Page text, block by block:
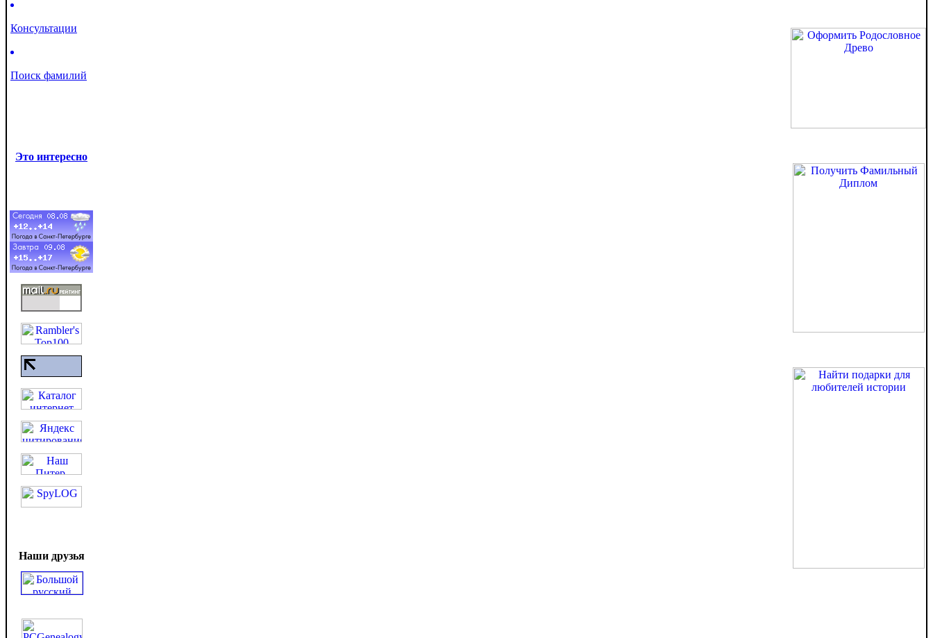
Консультации
Поиск фамилий
Это интересно
Наши друзья